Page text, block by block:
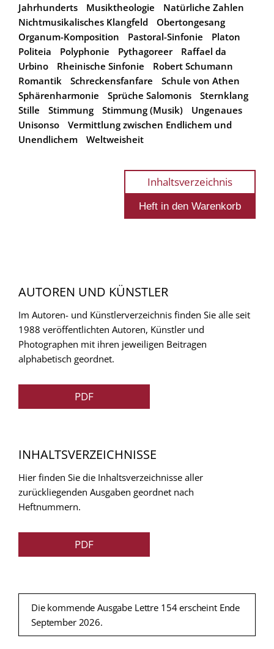
Jahrhunderts
Musiktheologie
Natürliche Zahlen
Nichtmusikalisches Klangfeld
Obertongesang
Organum-Komposition
Pastoral-Sinfonie
Platon
Politeia
Polyphonie Pythagoreer
Raffael da
Urbino
Rheinische Sinfonie
Robert Schumann
Romantik
Schreckensfanfare
Schule von Athen
Sphärenharmonie
Sprüche Salomonis
Sternklang
Stille
Stimmung Stimmung (Musik)
Ungenaues
Unisonso
Vermittlung zwischen Endlichem und
Unendlichem
Weltweisheit
Inhaltsverzeichnis
AUTOREN UND KÜNSTLER
Im Autoren- und Künstlerverzeichnis finden Sie alle seit
1988 veröffentlichten Autoren, Künstler und
Photographen mit ihren jeweiligen Beitragen
alphabetisch geordnet.
PDF
INHALTSVERZEICHNISSE
Hier finden Sie die Inhaltsverzeichnisse aller
zurückliegenden Ausgaben geordnet nach
Heftnummern.
PDF
Die kommende Ausgabe Lettre 154 erscheint Ende
September 2026.